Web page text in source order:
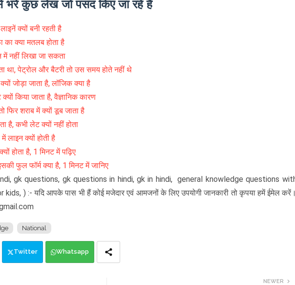
से भरे कुछ लेख जो पसंद किए जा रहे हैं
क्यों बनी रहती है
क्या मतलब होता है
में नहीं लिखा जा सकता
था, पेट्रोल और बैटरी तो उस समय होते नहीं थे
जोड़ा जाता है, लॉजिक क्या है
किया जाता है, वैज्ञानिक कारण
फिर शराब में क्यों डूब जाता है
है, कभी लेट क्यों नहीं होता
क्यों होती है
होता है, 1 मिनट में पढ़िए
फुल फॉर्म क्या है, 1 मिनट में जानिए
gk questions, gk questions in hindi, gk in hindi, general knowledge questions
) :- यदि आपके पास भी हैं कोई मजेदार एवं आमजनों के लिए उपयोगी जानकारी तो कृपया हमें ईमेल
National
Twitter Whatsapp
NEWER